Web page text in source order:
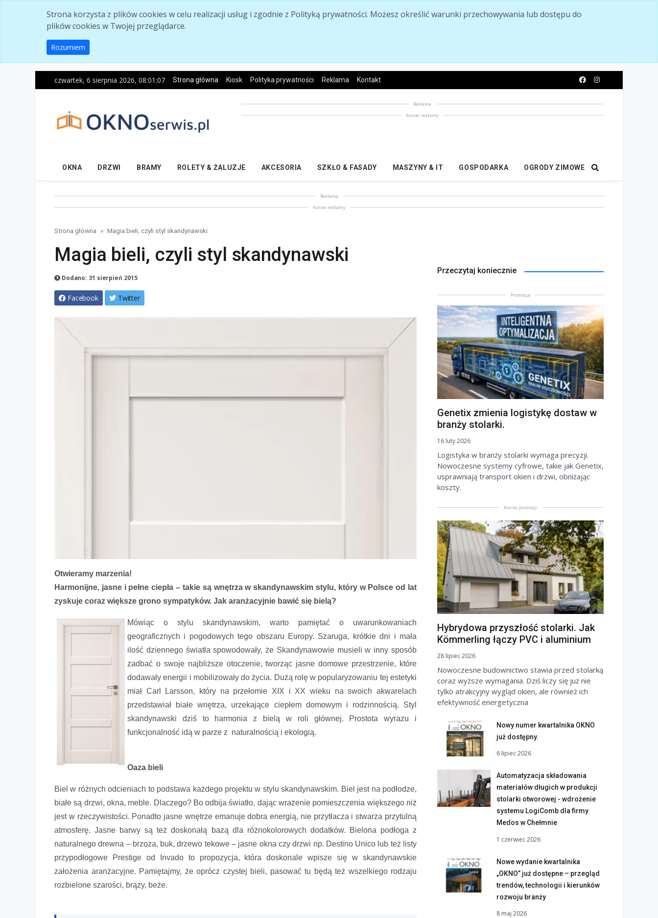
Strona korzysta z plików cookies w celu realizacji usług i zgodnie z Polityką prywatności. Możesz określić warunki przechowywania lub dostępu do
plików cookies w Twojej przeglądarce.
Rozumiem
czwartek, 6 sierpnia 2026, 08:01:09 Strona główna Kiosk Polityka prywatności Reklama Kontakt
Reklama
Koniec reklamy
OKNA DRZWI BRAMY ROLETY & ŻALUZJE AKCESORIA SZKŁO & FASADY MASZYNY & IT GOSPODARKA OGRODY ZIMOWE
Reklama
Koniec reklamy
Strona główna Magia bieli, czyli styl skandynawski
Magia bieli, czyli styl skandynawski
Dodano: 31 sierpień 2015
Facebook Twitter
Magia bieli, czyli styl skandynawski
Otwieramy marzenia!
Harmonijne, jasne i pełne ciepła – takie są wnętrza w skandynawskim stylu, który w Polsce od lat
zyskuje coraz większe grono sympatyków. Jak aranżacyjnie bawić się bielą?
Mówiąc o stylu skandynawskim, warto pamiętać o uwarunkowaniach
geograficznych i pogodowych tego obszaru Europy. Szaruga, krótkie dni i mała
ilość dziennego światła spowodowały, że Skandynawowie musieli w inny sposób
zadbać o swoje najbliższe otoczenie, tworząc jasne domowe przestrzenie, które
dodawały energii i mobilizowały do życia. Dużą rolę w popularyzowaniu tej estetyki
miał Carl Larsson, który na przełomie XIX i XX wieku na swoich akwarelach
przedstawiał białe wnętrza, urzekające ciepłem domowym i rodzinnością. Styl
skandynawski dziś to harmonia z bielą w roli głównej. Prostota wyrazu i
funkcjonalność idą w parze z naturalnością i ekologią.
Oaza bieli
Biel w różnych odcieniach to podstawa każdego projektu w stylu skandynawskim. Biel jest na podłodze,
białe są drzwi, okna, meble. Dlaczego? Bo odbija światło, dając wrażenie pomieszczenia większego niż
jest w rzeczywistości. Ponadto jasne wnętrze emanuje dobra energią, nie przytłacza i stwarza przytulną
atmosferę. Jasne barwy są też doskonałą bazą dla różnokolorowych dodatków. Bielona podłoga z
naturalnego drewna – brzoza, buk, drzewo tekowe – jasne okna czy drzwi np. Destino Unico lub też listy
przypodłogowe Prestige od Invado to propozycja, która doskonale wpisze się w skandynawskie
założenia aranżacyjne. Pamiętajmy, że oprócz czystej bieli, pasować tu będą też wszelkiego rodzaju
rozbielone szarości, brązy, beże.
Przeczytaj koniecznie
Promocja
Genetix zmienia logistykę dostaw w
branży stolarki.
16 luty 2026
Logistyka w branży stolarki wymaga precyzji.
Nowoczesne systemy cyfrowe, takie jak Genetix,
usprawniają transport okien i drzwi, obniżając
koszty.
Koniec promocji
Hybrydowa przyszłość stolarki. Jak
Kömmerling łączy PVC i aluminium
28 lipiec 2026
Nowoczesne budownictwo stawia przed stolarką
coraz wyższe wymagania. Dziś liczy się już nie
tylko atrakcyjny wygląd okien, ale również ich
efektywność energetyczna
Nowy numer kwartalnika OKNO
już dostępny.
6 lipiec 2026
Automatyzacja składowania
materiałów długich w produkcji
stolarki otworowej - wdrożenie
systemu LogiComb dla firmy
Medos w Chełmnie
1 czerwiec 2026
Nowe wydanie kwartalnika
„OKNO” już dostępne – przegląd
trendów, technologii i kierunków
rozwoju branży
8 maj 2026